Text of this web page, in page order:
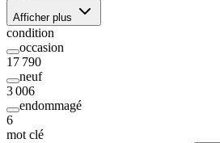
Afficher plus
condition
occasion
17 790
neuf
3 006
endommagé
6
mot clé